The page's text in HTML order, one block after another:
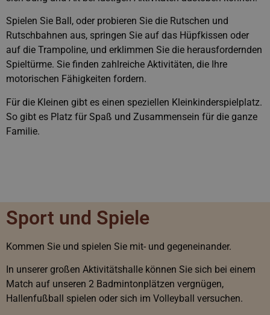
Spielen Sie Ball, oder probieren Sie die Rutschen und
Rutschbahnen aus, springen Sie auf das Hüpfkissen oder
auf die Trampoline, und erklimmen Sie die herausfordernden
Spieltürme. Sie finden zahlreiche Aktivitäten, die Ihre
motorischen Fähigkeiten fordern.
Für die Kleinen gibt es einen speziellen Kleinkinderspielplatz.
So gibt es Platz für Spaß und Zusammensein für die ganze
Familie.
Sport und Spiele
Kommen Sie und spielen Sie mit- und gegeneinander.
In unserer großen Aktivitätshalle können Sie sich bei einem
Match auf unseren 2 Badmintonplätzen vergnügen,
Hallenfußball spielen oder sich im Volleyball versuchen.